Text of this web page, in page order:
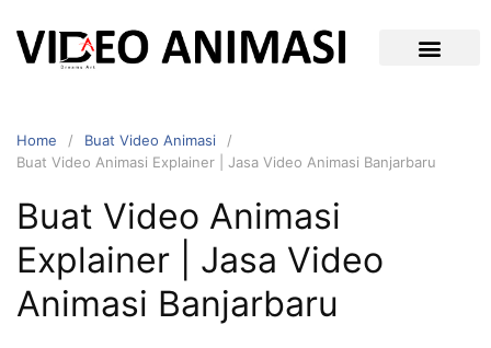
Home
Buat Video Animasi
Buat Video Animasi Explainer | Jasa Video Animasi Banjarbaru
Buat Video Animasi
Explainer | Jasa Video
Animasi Banjarbaru